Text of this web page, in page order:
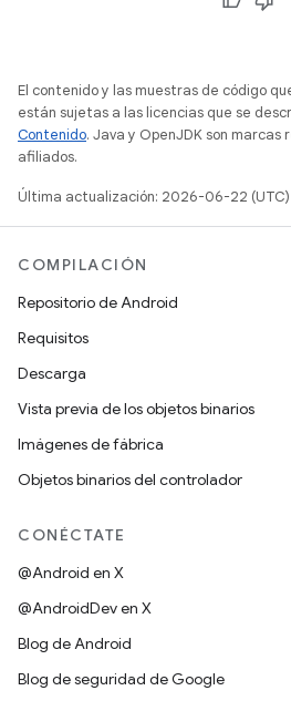
El contenido y las muestras de código
están sujetas a las licencias que se
Contenido. Java y OpenJDK son
afiliados.
Última actualización: 2026-06-22 (UTC)
COMPILACIÓN
Repositorio de Android
Requisitos
Descarga
Vista previa de los objetos binarios
Imágenes de fábrica
Objetos binarios del controlador
CONÉCTATE
@Android en X
@AndroidDev en X
Blog de Android
Blog de seguridad de Google